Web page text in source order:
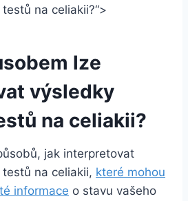
na celiakii?“>
lze
výsledky
na celiakii?
jak interpretovat
na celiakii, které mohou
informace o stavu vašeho